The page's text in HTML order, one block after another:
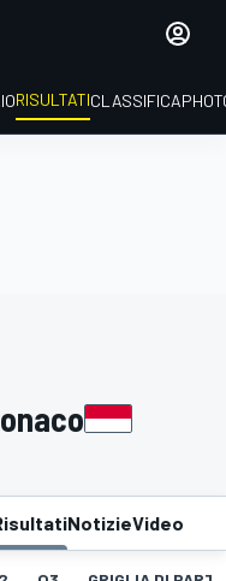
RISULTATICLASSIFICA
NotizieVideo